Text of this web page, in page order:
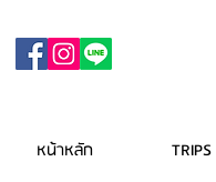
หน้าหลัก TRIPS